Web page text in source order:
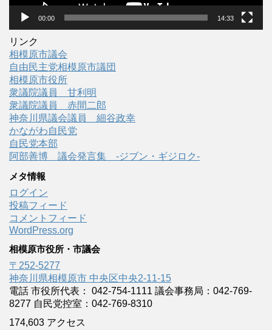
00:00 14:33
リンク
相模原市議会
自由民主党相模原市議団
相模原市役所
衆議院議員 甘利明
衆議院議員 赤間二郎
神奈川県議会議員 細谷政幸
かながわ自民党
自民党本部
阿部善博 議会発言集 -ジブン・ギジロク-
メタ情報
ログイン
投稿フィード
コメントフィード
WordPress.org
相模原市役所・市議会
〒252-5277
神奈川県相模原市 中央区中央2-11-15
電話 市役所代表： 042-754-1111 議会事務局：042-769-
8277 自民党控室：042-769-8310
174,603 アクセス